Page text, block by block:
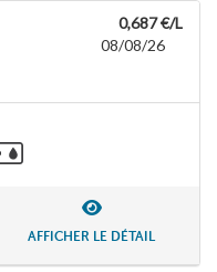
0,687 €/L
08/08/26
AFFICHER LE DÉTAIL